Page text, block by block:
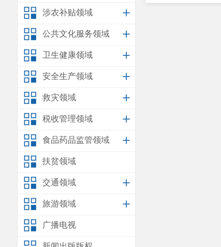
涉农补贴领域
公共文化服务领域
卫生健康领域
安全生产领域
救灾领域
税收管理领域
食品药品监管领域
扶贫领域
交通领域
旅游领域
广播电视